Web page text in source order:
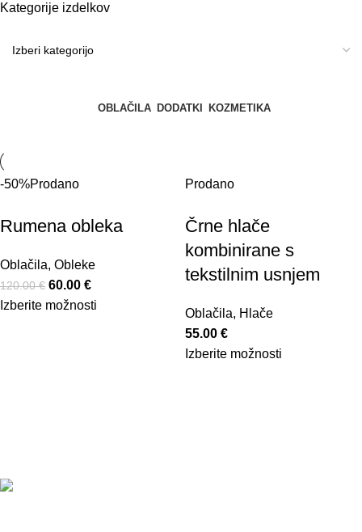
Kategorije izdelkov
OBLAČILA DODATKI KOZMETIKA
-50%Prodano
Rumena obleka
Oblačila, Obleke
120.00€ 60.00 €
Izberite možnosti
Prodano
Črne hlače
kombinirane s
tekstilnim usnjem
Oblačila, Hlače
55.00 €
Izberite možnosti